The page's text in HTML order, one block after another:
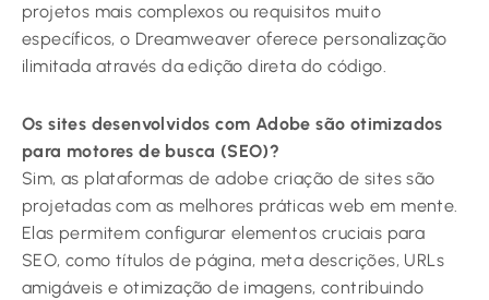
projetos mais complexos ou requisitos muito
específicos, o Dreamweaver oferece personalização
ilimitada através da edição direta do código.
Os sites desenvolvidos com Adobe são otimizados
para motores de busca (SEO)?
Sim, as plataformas de adobe criação de sites são
projetadas com as melhores práticas web em mente.
Elas permitem configurar elementos cruciais para
SEO, como títulos de página, meta descrições, URLs
amigáveis e otimização de imagens, contribuindo